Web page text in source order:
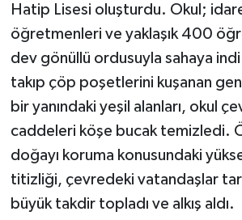
Hatip Lisesi oluşturdu. Okul;
öğretmenleri ve yaklaşık 400
dev gönüllü ordusuyla sahaya
takıp çöp poşetlerini kuşanan
bir yanındaki yeşil alanları, okul
caddeleri köşe bucak temizledi.
doğayı koruma konusundaki
titizliği, çevredeki vatandaşlar
büyük takdir topladı ve alkış aldı.